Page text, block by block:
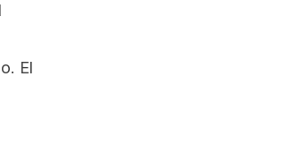
El